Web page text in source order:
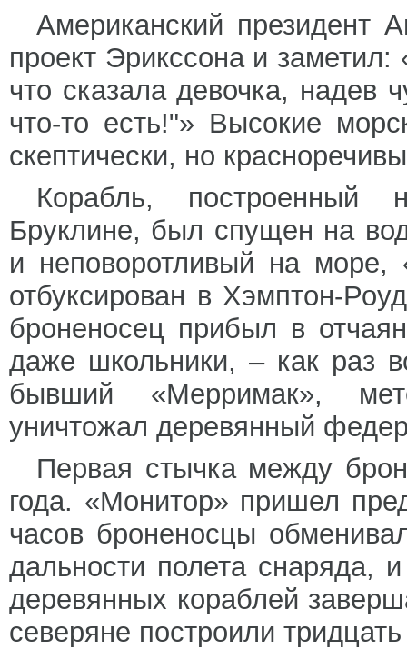
Американский президент
проект Эрикссона и
что сказала девочка, надев
что-то есть!"» Высокие
скептически, но
Корабль, построенный
Бруклине, был спущен на
и неповоротливый на
отбуксирован в Хэмптон-
броненосец прибыл в
даже школьники, – как раз
бывший «Мерримак»,
уничтожал деревянный
Первая стычка между
года. «Монитор» пришел
часов броненосцы
дальности полета снаряда,
деревянных кораблей
северяне построили